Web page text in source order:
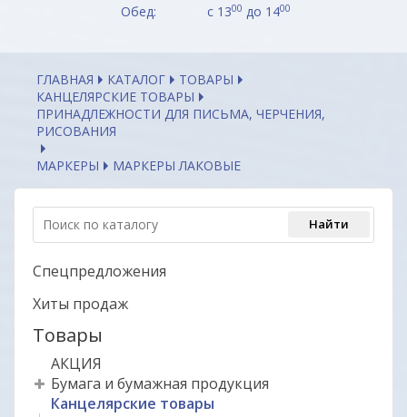
Обед: с 1300 до 1400
ГЛАВНАЯ КАТАЛОГ
ТОВАРЫ
КАНЦЕЛЯРСКИЕ ТОВАРЫ
ПРИНАДЛЕЖНОСТИ ДЛЯ ПИСЬМА, ЧЕРЧЕНИЯ,
РИСОВАНИЯ
МАРКЕРЫ
МАРКЕРЫ ЛАКОВЫЕ
Спецпредложения
Хиты продаж
Товары
АКЦИЯ
Бумага и бумажная продукция
Канцелярские товары